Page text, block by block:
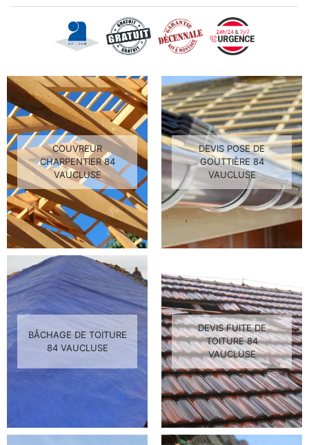
COUVREUR
CHARPENTIER 84
VAUCLUSE
DEVIS POSE DE
GOUTTIÈRE 84
VAUCLUSE
BÂCHAGE DE TOITURE
84 VAUCLUSE
DEVIS FUITE DE
TOITURE 84
VAUCLUSE